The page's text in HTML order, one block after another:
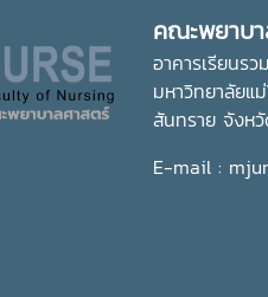
มหาวิทยาลัย ตลอดจนปลูก
ภาคภูมิใจในความเป็น “ลูกแ
การเรียนรู้จากประสบการณ์
ใต้รายวิชา แม่โจ้วิถีใหม่
การนี้ รองศาสตราจารย์ ด
พานิช นายกสภามหาวิทยาลั
คณะพยาบ
อาคารเรียนร
มหาวิทยาลัยแ
สันทราย จังห
E-mail :